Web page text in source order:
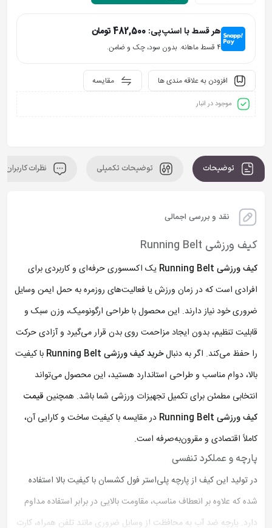
هر قسط با اسنپ‌پی: 482,500تومان
۴ قسط ماهانه. بدون سود، چک و ضامن.
مقایسه افزودن به علاقه مندی ها
موجود در انبار
توضیحات توضیحات تکمیلی نظرات کاربران
نقد و بررسی اجمالی
کیف ورزشی Running Belt
کیف ورزشی Running Belt
یک اکسسوری حرفه‌ای و کاربردی برای
افرادی است که در زمان ورزش یا فعالیت‌های روزمره به حمل ایمن وسایل
ضروری خود نیاز دارند. این محصول با طراحی ارگونومیک، وزن سبک و
قابلیت تنظیم، بدون ایجاد مزاحمت روی بدن قرار می‌گیرد و آزادی حرکت
را حفظ می‌کند. اگر به دنبالخرید کیف ورزشی Running Belt
با کیفیت
بالا، دوام مناسب و طراحی استاندارد هستید، این محصول می‌تواند
انتخابی مطمئن برای تکمیل تجهیزات ورزشی شما باشد. همچنین قیمت
کیف ورزشی Running Belt
در مقایسه با کیفیت ساخت و کارایی آن،
کاملاً اقتصادی و مقرون‌به‌صرفه است.
پارچه و عملکرد تنفسی
در تولید این کیف از پارچه پلی‌استر فول کشسان با کیفیت بالا استفاده
شده که علاوه بر انعطاف مناسب، مقاومت بالایی در برابر استفاده مداوم
دارد. پارچه ضد آب به محافظت از وسایل ضروری مانند تلفن همراه، کارت